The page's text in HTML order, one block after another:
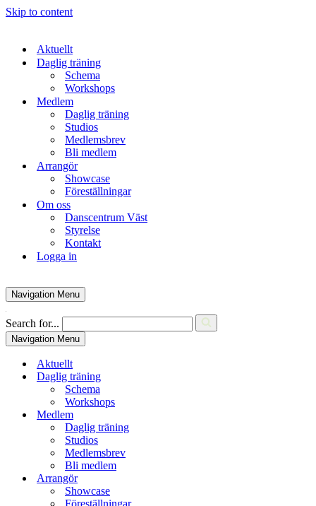
Skip to content
Aktuellt
Daglig träning
Schema
Workshops
Medlem
Daglig träning
Studios
Medlemsbrev
Bli medlem
Arrangör
Showcase
Föreställningar
Om oss
Danscentrum Väst
Styrelse
Kontakt
Logga in
Navigation Menu
Search for...
Navigation Menu
Aktuellt
Daglig träning
Schema
Workshops
Medlem
Daglig träning
Studios
Medlemsbrev
Bli medlem
Arrangör
Showcase
Föreställningar